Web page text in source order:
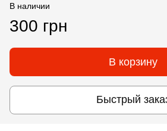
В наличии
300 грн
В корзину
Быстрый